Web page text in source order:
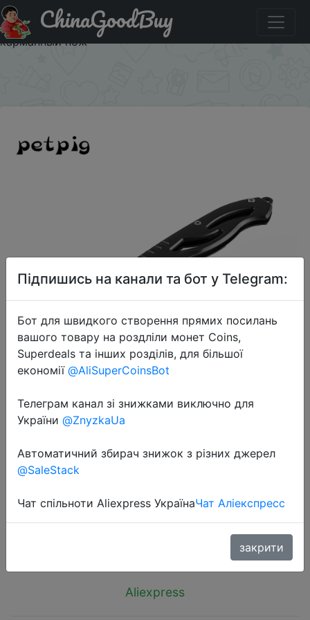
Купити на розпродажі Petpig Универсальные складные
ножи инструмент Походный нож ножи для выживания
карманный нож
ChinaGoodBuy
2018-11-23
Petpig Универсальные складные
ножи инструмент Походный нож
ножи для выживания карманный
Aliexpress
Підпишись на канали та бот у Telegram:
Бот для швидкого створення прямих посилань
вашого товару на роздліли монет Coins,
Superdeals та інших розділів, для більшої
економії @AliSuperCoinsBot
Телеграм канал зі знижками виключно для
України @ZnyzkaUa
Автоматичний збирач знижок з різних джерел
@SaleStack
Чат спільноти Aliexpress УкраїнаЧат Аліекспресс
закрити